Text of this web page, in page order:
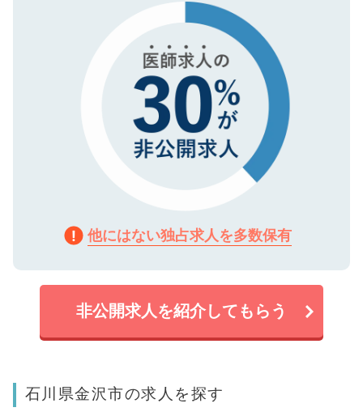
で、機密保持に関してもご安心ください。
他にはない独占求人を多数保有
非公開求人を紹介してもらう
石川県金沢市の求人を探す